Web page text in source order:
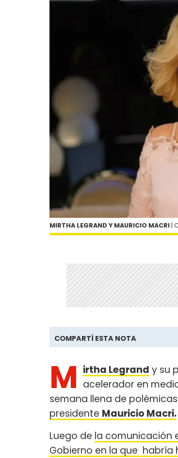
MIRTHA LEGRAND Y MAURICIO MACRI |
COMPARTÍ ESTA NOTA
M irtha Legrand y su
acelerador en
semana llena de
presidente Mauricio Macri.
Luego de la comunicación
Gobierno en la que habría